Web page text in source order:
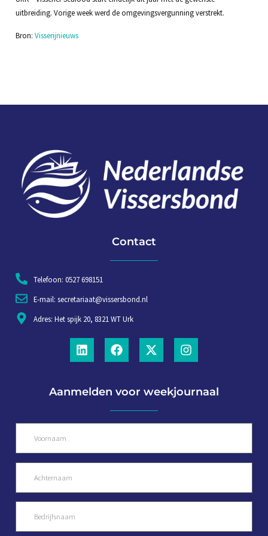
uitbreiding. Vorige week werd de omgevingsvergunning verstrekt.
Bron: Visserijnieuws
Contact
Telefoon: 0527 698151
E-mail: secretariaat@vissersbond.nl
Adres: Het spijk 20, 8321 WT Urk
Aanmelden voor weekjournaal